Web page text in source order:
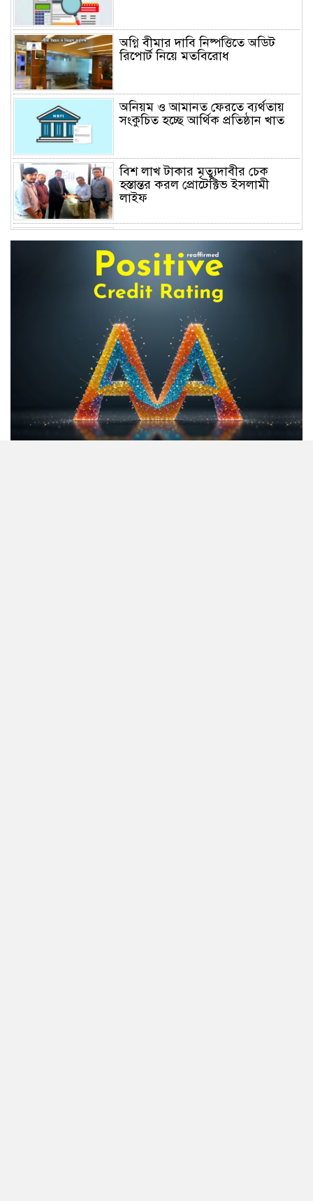
অগ্নি বীমার দাবি নিষ্পত্তিতে অডিট
রিপোর্ট নিয়ে মতবিরোধ
অনিয়ম ও আমানত ফেরতে ব্যর্থতায়
সংকুচিত হচ্ছে আর্থিক প্রতিষ্ঠান খাত
বিশ লাখ টাকার মৃত্যুদাবীর চেক
হস্তান্তর করল প্রোটেক্টিভ ইসলামী
লাইফ
শেয়ার দর, ডিএসইর সতর্কবার্তা